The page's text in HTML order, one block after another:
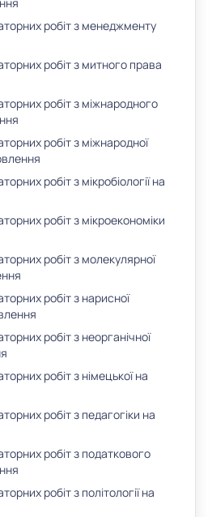
робіт з менеджменту
робіт з митного права
робіт з міжнародного
робіт з міжнародної
робіт з мікробіології на
робіт з мікроекономіки
робіт з молекулярної
робіт з нарисної
робіт з неорганічної
робіт з німецької на
робіт з педагогіки на
робіт з податкового
робіт з політології на